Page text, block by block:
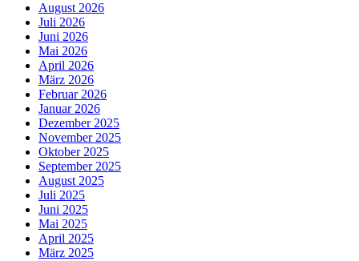
August 2026
Juli 2026
Juni 2026
Mai 2026
April 2026
März 2026
Februar 2026
Januar 2026
Dezember 2025
November 2025
Oktober 2025
September 2025
August 2025
Juli 2025
Juni 2025
Mai 2025
April 2025
März 2025